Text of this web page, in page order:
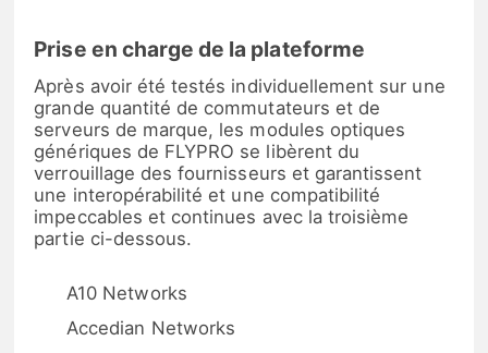
Prise en charge de la plateforme
Après avoir été testés individuellement sur une
grande quantité de commutateurs et de
serveurs de marque, les modules optiques
génériques de FLYPRO se libèrent du
verrouillage des fournisseurs et garantissent
une interopérabilité et une compatibilité
impeccables et continues avec la troisième
partie ci-dessous.
A10 Networks
Accedian Networks